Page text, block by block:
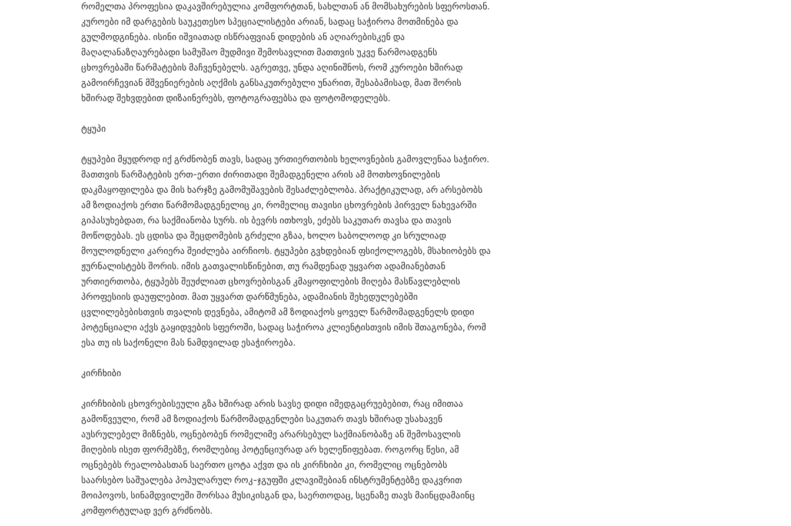
რომელთა პროფესია დაკავშირებულია კომფორტთან, სახლთან ან მომსახურების სფეროსთან.
კუროები იმ დარგების საუკეთესო სპეციალისტები არიან, სადაც საჭიროა მოთმინება და
გულმოდგინება. ისინი იშვიათად ისწრაფვიან დიდების ან აღიარებისკენ და
მაღალანაზღაურებადი სამუშაო მუდმივი შემოსავლით მათთვის უკვე წარმოადგენს
ცხოვრებაში წარმატების მაჩვენებელს. აგრეთვე, უნდა აღინიშნოს, რომ კუროები ხშირად
გამოირჩევიან მშვენიერების აღქმის განსაკუთრებული უნარით, შესაბამისად, მათ შორის
ხშირად შეხვდებით დიზაინერებს, ფოტოგრაფებსა და ფოტომოდელებს.
ტყუპი
ტყუპები მყუდროდ იქ გრძნობენ თავს, სადაც ურთიერთობის ხელოვნების გამოვლენაა საჭირო.
მათთვის წარმატების ერთ-ერთი ძირითადი შემადგენელი არის ამ მოთხოვნილების
დაკმაყოფილება და მის ხარჯზე გამომუშავების შესაძლებლობა. პრაქტიკულად, არ არსებობს
ამ ზოდიაქოს ერთი წარმომადგენელიც კი, რომელიც თავისი ცხოვრების პირველ ნახევარში
გიპასუხებდათ, რა საქმიანობა სურს. ის ბევრს ითხოვს, ეძებს საკუთარ თავსა და თავის
მოწოდებას. ეს ცდისა და შეცდომების გრძელი გზაა, ხოლო საბოლოოდ კი სრულიად
მოულოდნელი კარიერა შეიძლება აირჩიოს. ტყუპები გვხდებიან ფსიქოლოგებს, მსახიობებს და
ჟურნალისტებს შორის. იმის გათვალისწინებით, თუ რამდენად უყვართ ადამიანებთან
ურთიერთობა, ტყუპებს შეუძლიათ ცხოვრებისგან კმაყოფილების მიღება მასწავლებლის
პროფესიის დაუფლებით. მათ უყვართ დარწმუნება, ადამიანის შეხედულებებში
ცვლილებებისთვის თვალის დევნება, ამიტომ ამ ზოდიაქოს ყოველ წარმომადგენელს დიდი
პოტენციალი აქვს გაყიდვების სფეროში, სადაც საჭიროა კლიენტისთვის იმის შთაგონება, რომ
ესა თუ ის საქონელი მას ნამდვილად ესაჭიროება.
კირჩხიბი
კირჩხიბის ცხოვრებისეული გზა ხშირად არის სავსე დიდი იმედგაცრუებებით, რაც იმითაა
გამოწვეული, რომ ამ ზოდიაქოს წარმომადგენლები საკუთარ თავს ხშირად უსახავენ
აუსრულებელ მიზნებს, ოცნებობენ რომელიმე არარსებულ საქმიანობაზე ან შემოსავლის
მიღების ისეთ ფორმებზე, რომლებიც პოტენციურად არ ხელეწიფებათ. როგორც წესი, ამ
ოცნებებს რეალობასთან საერთო ცოტა აქვთ და ის კირჩხიბი კი, რომელიც ოცნებობს
საარსებო საშუალება პოპულარულ როკ-ჯგუფში კლავიშებიან ინსტრუმენტებზე დაკვრით
მოიპოვოს, სინამდვილეში შორსაა მუსიკისგან და, საერთოდაც, სცენაზე თავს მაინცდამაინც
კომფორტულად ვერ გრძნობს.